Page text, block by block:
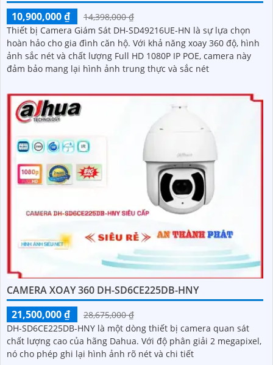
10,900,000 ₫
14,398,000 ₫
Thiết bị Camera Giám Sát DH-SD49216UE-HN là sự lựa chọn
hoàn hảo cho gia đình căn hộ. Với khả năng xoay 360 độ, hình
ảnh sắc nét và chất lượng Full HD 1080P IP POE, camera này
đảm bảo mang lại hình ảnh trung thực và sắc nét
CAMERA XOAY 360 DH-SD6CE225DB-HNY
21,500,000 ₫
28,675,000 ₫
DH-SD6CE225DB-HNY là một dòng thiết bị camera quan sát
chất lượng cao của hãng Dahua. Với độ phân giải 2 megapixel,
nó cho phép ghi lại hình ảnh rõ nét và chi tiết